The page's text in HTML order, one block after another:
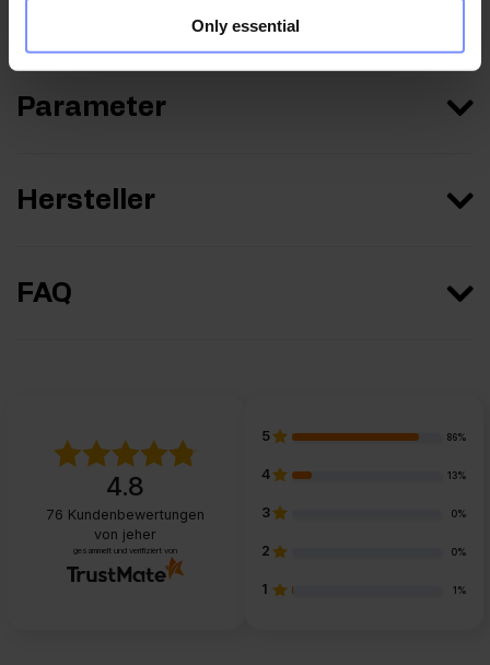
Only essential
Nährwertinformationen
Parameter
Hersteller
FAQ
4.8
76 Kundenbewertungen
von jeher
gesammelt und verifiziert von
5 86%
4 13%
3 0%
2 0%
1 1%